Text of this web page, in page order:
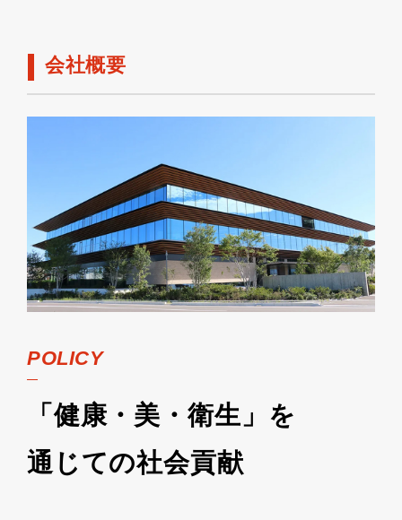
会社概要
POLICY
「健康・美・衛生」を
通じての社会貢献